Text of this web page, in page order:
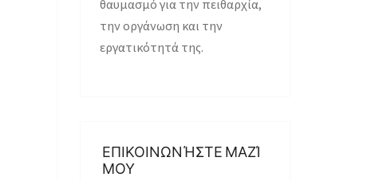
θαυμασμό για την πειθαρχία,
την οργάνωση και την
εργατικότητά της.
ΕΠΙΚΟΙΝΩΝΉΣΤΕ ΜΑΖΊ
ΜΟΥ